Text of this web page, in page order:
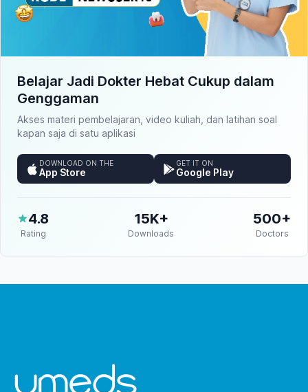
Belajar Jadi Dokter Hebat Cukup dalam
Genggaman
Akses materi pembelajaran, video kuliah, dan latihan soal
kapan saja di satu aplikasi
DOWNLOAD ON THE
App Store
GET IT ON
Google Play
4.8
Rating
15K+
Downloads
500+
Doctors